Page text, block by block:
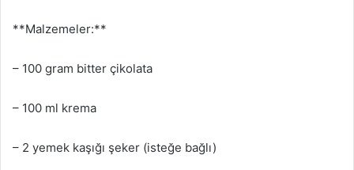
**Malzemeler:**
– 100 gram bitter çikolata
– 100 ml krema
– 2 yemek kaşığı şeker (isteğe bağlı)